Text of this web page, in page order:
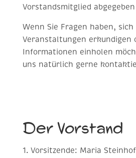
Vorstandsmitglied
Wenn Sie Fragen haben,
Veranstaltungen erkundigen
Informationen einholen
uns natürlich gerne
Der Vorstand
1. Vorsitzende: Maria